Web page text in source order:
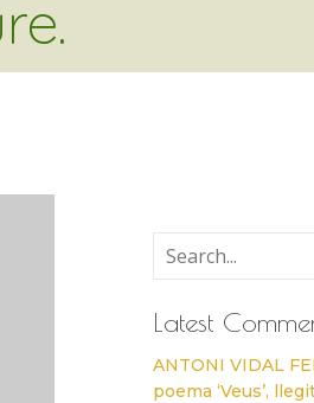
Latest
ANTONI VIDAL
poema ‘Veus’,